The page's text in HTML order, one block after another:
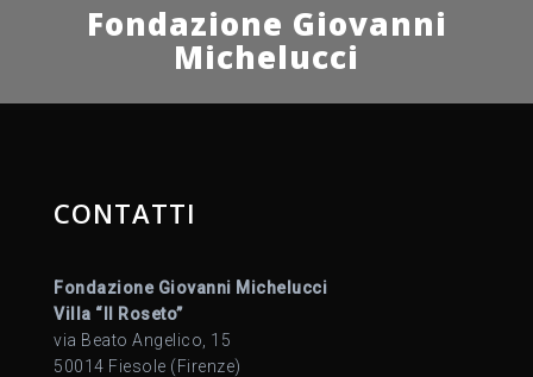
Fondazione Giovanni
Michelucci
CONTATTI
Fondazione Giovanni Michelucci
Villa “Il Roseto”
via Beato Angelico, 15
50014 Fiesole (Firenze)